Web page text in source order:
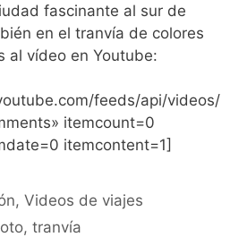
fascinante al sur de
en el tranvía de colores
al vídeo en Youtube:
feeds/api/videos/
itemcount=0
itemcontent=1]
,Videos de viajes
,tranvía